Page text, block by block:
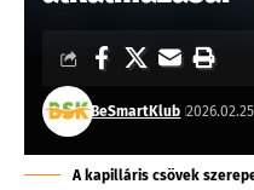
BeSmartKlub
A kapilláris csövek